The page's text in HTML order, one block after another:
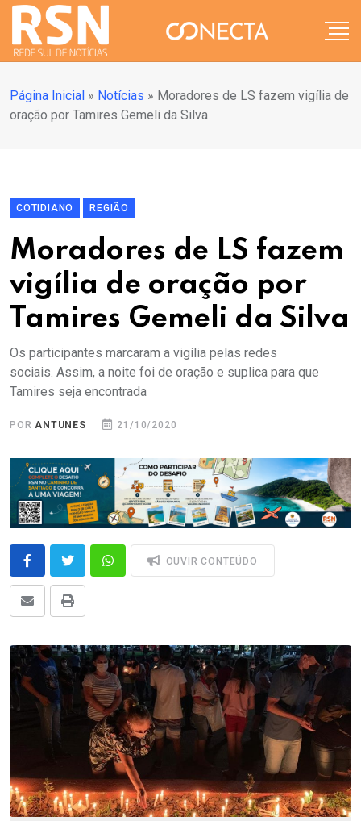
Página Inicial » Notícias » Moradores de LS fazem vigília de
oração por Tamires Gemeli da Silva
COTIDIANO REGIÃO
Moradores de LS fazem
vigília de oração por
Tamires Gemeli da Silva
Os participantes marcaram a vigília pelas redes
sociais. Assim, a noite foi de oração e suplica para que
Tamires seja encontrada
PORANTUNES 21/10/2020
OUVIR CONTEÚDO